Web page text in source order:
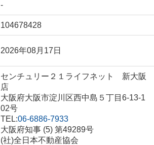
-
104678428
2026年08月17日
センチュリー２１ライフネット 新大阪
店
大阪府大阪市淀川区西中島５丁目6-13-1
02号
TEL:06-6886-7933
大阪府知事 (5) 第49289号
(社)全日本不動産協会